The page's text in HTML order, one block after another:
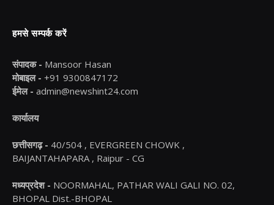
हमसे सम्पर्क करें
संपादक - Mansoor Hasan
मोबाइल - +91 9300847172
ईमेल - admin@newshint24.com
कार्यालय
छत्तीसगढ़ - 40/504 , EVERGREEN CHOWK ,
BAIJANTAHAPARA , Raipur - CG
मध्यप्रदेश - NOORMAHAL, PATHAR WALI GALI NO. 02,
BHOPAL Dist.-BHOPAL